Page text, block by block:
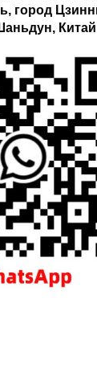
город
Китай